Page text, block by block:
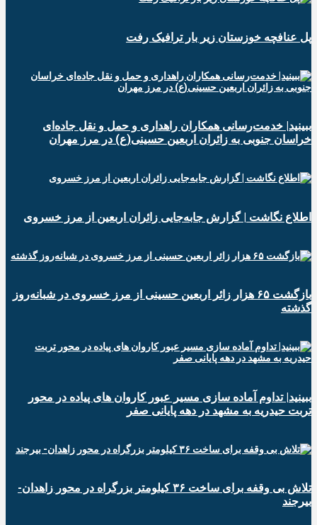
پل عنافچه خوزستان زیر بار ترافیک رفت
ببینید| خدمت‌رسانی همکاران راهداری و حمل و نقل جاده‌ای
خراسان جنوبی به زائران اربعین حسینی(ع) در مرز مهران
️اطلاع نگاشت | گزارش جابه‌جایی زائران اربعین از مرز خسروی
️بازگشت ۶۵ هزار زائر اربعین حسینی از مرز خسروی در شبانه‌روز
گذشته
ببینید| تداوم آماده سازی مسیر عبور کاروان های پیاده در محور
تربت حیدریه به مشهد در دهه پایانی صفر
تلاش بی وقفه برای ساخت ۳۶ کیلومتر بزرگراه در محور زاهدان-
بیرجند